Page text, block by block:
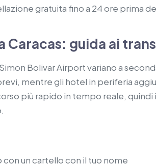
gratuita fino a 24 ore prima
Caracas: guida ai
Bolivar Airport variano a
mentre gli hotel in periferia
più rapido in tempo reale,
con un cartello con il tuo nome